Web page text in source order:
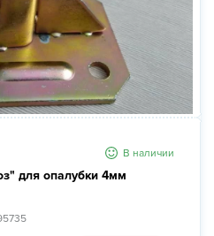
В наличии
для опалубки 4мм